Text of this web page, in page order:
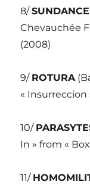
8/
Chevauchée
(2008)
9/ ROTURA
« Insurreccion
10/
In » from «
11/